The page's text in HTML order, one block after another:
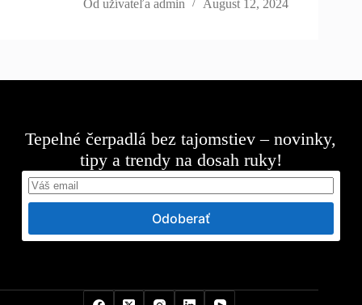
Od užívateľa admin August 12, 2024
Tepelné čerpadlá bez tajomstiev – novinky,
tipy a trendy na dosah ruky!
Odoberať